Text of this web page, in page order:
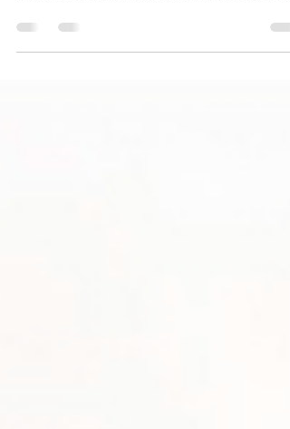
sociaux et publicités ciblées. À vous de jouer !